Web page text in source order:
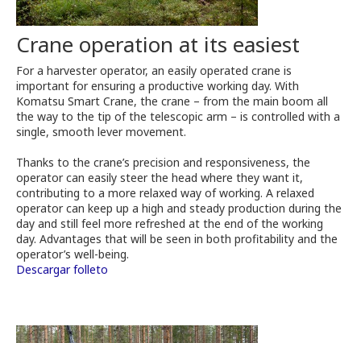
Crane operation at its easiest
For a harvester operator, an easily operated crane is
important for ensuring a productive working day. With
Komatsu Smart Crane, the crane – from the main boom all
the way to the tip of the telescopic arm – is controlled with a
single, smooth lever movement.
Thanks to the crane’s precision and responsiveness, the
operator can easily steer the head where they want it,
contributing to a more relaxed way of working. A relaxed
operator can keep up a high and steady production during the
day and still feel more refreshed at the end of the working
day. Advantages that will be seen in both profitability and the
operator’s well-being.
Descargar folleto